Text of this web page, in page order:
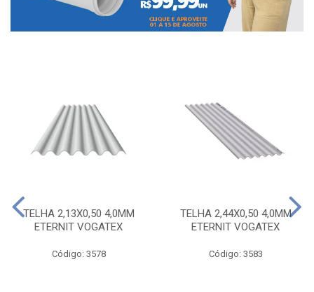
TELHA 2,13X0,50 4,0MM
ETERNIT VOGATEX
Código: 3578
TELHA 2,44X0,50 4,0MM
ETERNIT VOGATEX
Código: 3583